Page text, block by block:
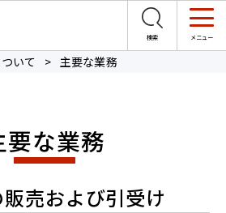
いて > 主要な業務
要な業務
売および引受け